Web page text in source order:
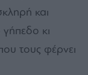
και
κι
τους φέρνει